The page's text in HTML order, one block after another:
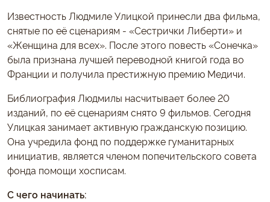
Известность Людмиле Улицкой принесли два фильма,
снятые по её сценариям - «Сестрички Либерти» и
«Женщина для всех». После этого повесть «Сонечка»
была признана лучшей переводной книгой года во
Франции и получила престижную премию Медичи.
Библиография Людмилы насчитывает более 20
изданий, по её сценариям снято 9 фильмов. Сегодня
Улицкая занимает активную гражданскую позицию.
Она учредила фонд по поддержке гуманитарных
инициатив, является членом попечительского совета
фонда помощи хосписам.
С чего начинать: